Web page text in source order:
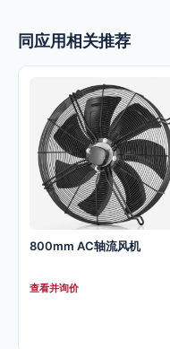
同应用相关推荐
800mm AC轴流风机
查看并询价